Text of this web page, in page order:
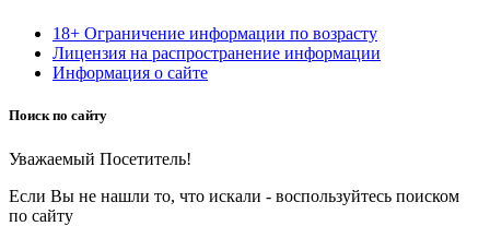
18+ Ограничение информации по возрасту
Лицензия на распространение информации
Информация о сайте
Поиск по сайту
Уважаемый Посетитель!
Если Вы не нашли то, что искали - воспользуйтесь поиском
по сайту